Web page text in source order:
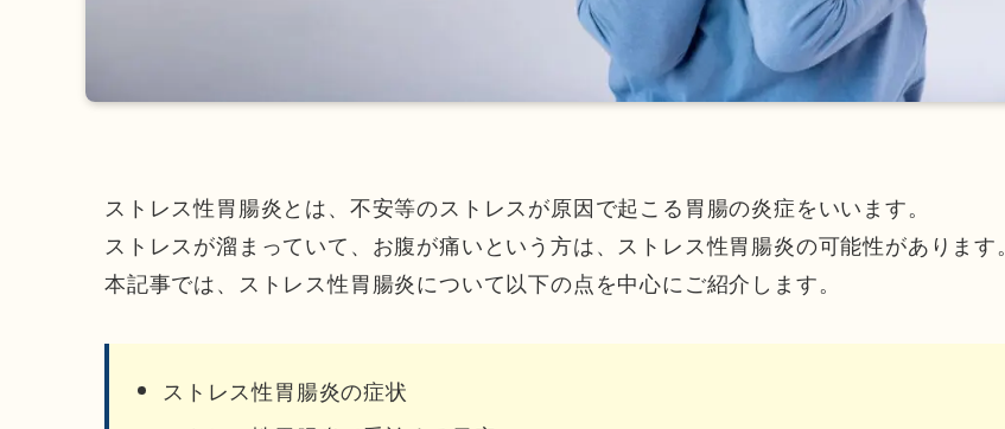
ストレス性胃腸炎とは、不安等のストレスが原因で起こる胃腸の炎症をいいます。
ストレスが溜まっていて、お腹が痛いという方は、ストレス性胃腸炎の可能性があります。
本記事では、ストレス性胃腸炎について以下の点を中心にご紹介します。
ストレス性胃腸炎の症状